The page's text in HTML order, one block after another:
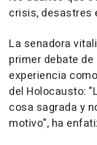
crisis, desastres
La senadora
primer debate
experiencia
del Holocausto:
cosa sagrada y
motivo", ha